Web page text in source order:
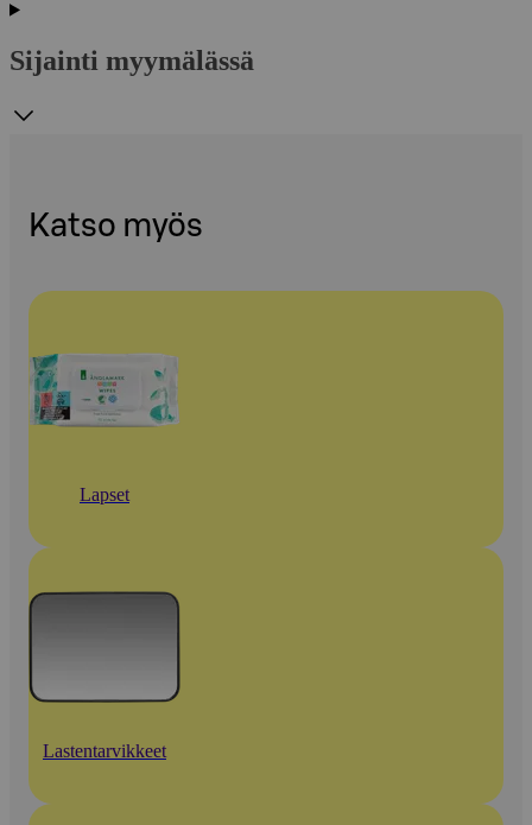
Sijainti myymälässä
Katso myös
Lapset
Lastentarvikkeet